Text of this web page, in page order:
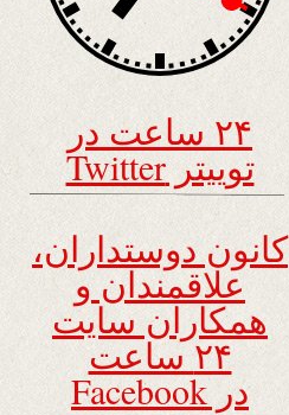
۲۴ ساعت در
توییتر Twitter
کانون دوستداران،
علاقمندان و
همکاران سایت
۲۴ ساعت
در Facebook